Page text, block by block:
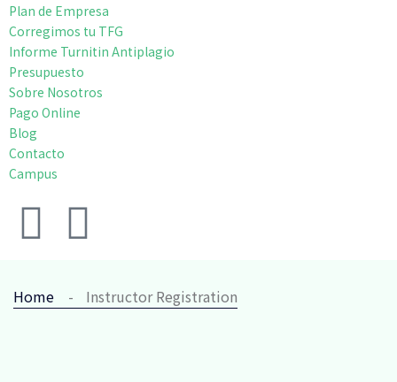
Plan de Empresa
Corregimos tu TFG
Informe Turnitin Antiplagio
Presupuesto
Sobre Nosotros
Pago Online
Blog
Contacto
Campus
Home Instructor Registration